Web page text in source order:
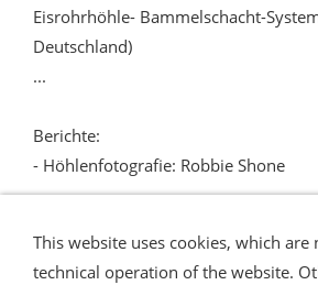
Eisrohrhöhle- Bammelschacht-
Deutschland)
...
Berichte:
- Höhlenfotografie: Robbie Shone
...
This website uses cookies, which are
technical operation of the website.